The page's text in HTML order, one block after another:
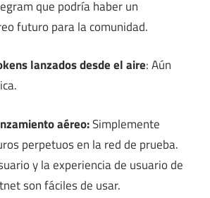
que podría haber un
futuro para la comunidad.
lanzados desde el aire: Aún
aéreo:Simplemente
perpetuos en la red de prueba.
y la experiencia de usuario de
son fáciles de usar.